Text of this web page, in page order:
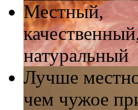
Местный,
натуральный
Лучше
чем чужое